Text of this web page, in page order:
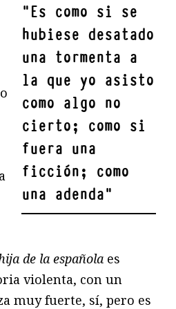
"Es como si se
hubiese desatado
una tormenta a
la que yo asisto
como algo no
cierto; como si
fuera una
ficción; como
una adenda"
de la española es
violenta, con un
muy fuerte, sí, pero es